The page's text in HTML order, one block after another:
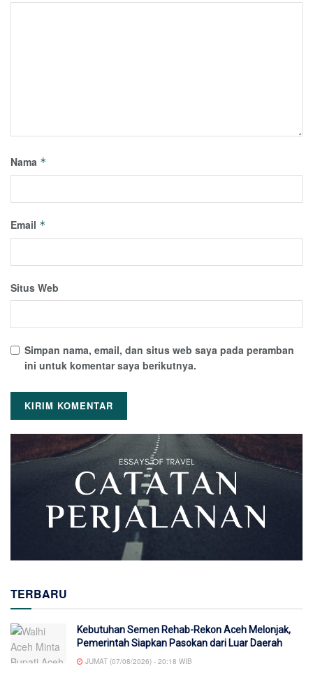
Nama *
Email *
Situs Web
Simpan nama, email, dan situs web saya pada peramban
ini untuk komentar saya berikutnya.
TERBARU
Kebutuhan Semen Rehab-Rekon Aceh Melonjak,
Pemerintah Siapkan Pasokan dari Luar Daerah
JUMAT (07/08/2026) - 20:18 WIB